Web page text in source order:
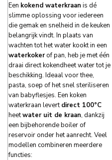
Een kokend waterkraan is dé
slimme oplossing voor iedereen
die gemak en snelheid in de keuken
belangrijk vindt. In plaats van
wachten tot het water kookt in een
waterkokerof pan, heb je met één
draai direct kokendheet water tot je
beschikking. Ideaal voor thee,
pasta, soep of het snel steriliseren
van babyflesjes. Een koken
waterkraan levertdirect 100°C
heetwater uit de kraan, dankzij
een bijbehorende boiler of
reservoir onder het aanrecht. Veel
modellen combineren meerdere
functies: